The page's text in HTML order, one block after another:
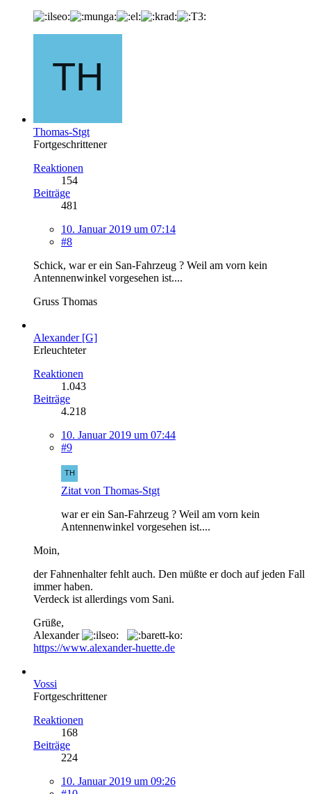
Thomas-Stgt
Fortgeschrittener
Reaktionen
154
Beiträge
481
10. Januar 2019 um 07:14
#8
Schick, war er ein San-Fahrzeug ? Weil am vorn kein
Antennenwinkel vorgesehen ist....
Gruss Thomas
Alexander [G]
Erleuchteter
Reaktionen
1.043
Beiträge
4.218
10. Januar 2019 um 07:44
#9
Zitat von Thomas-Stgt
war er ein San-Fahrzeug ? Weil am vorn kein
Antennenwinkel vorgesehen ist....
Moin,
der Fahnenhalter fehlt auch. Den müßte er doch auf jeden Fall
immer haben.
Verdeck ist allerdings vom Sani.
Grüße,
Alexander
https://www.alexander-huette.de
Vossi
Fortgeschrittener
Reaktionen
168
Beiträge
224
10. Januar 2019 um 09:26